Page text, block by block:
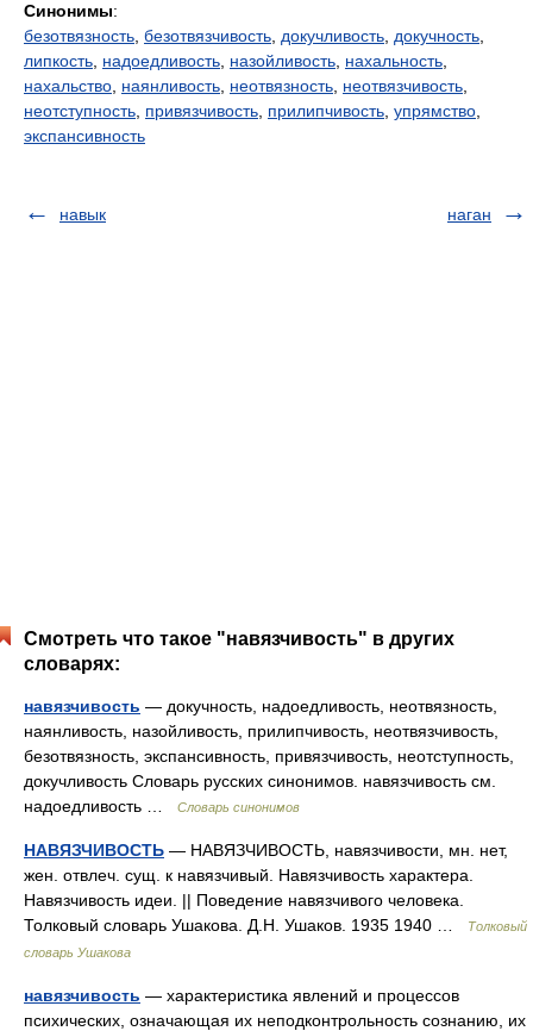
Синонимы:
безотвязность безотвязчивость докучливость докучность
липкость надоедливость назойливость нахальность
нахальство наянливость неотвязность неотвязчивость
неотступность привязчивость прилипчивость упрямство
экспансивность
навык наган
Смотреть что такое "навязчивость" в других
словарях:
навязчивость — докучность, надоедливость, неотвязность,
наянливость, назойливость, прилипчивость, неотвязчивость,
безотвязность, экспансивность, привязчивость, неотступность,
докучливость Словарь русских синонимов. навязчивость см.
надоедливость …
Словарь синонимов
НАВЯЗЧИВОСТЬ — НАВЯЗЧИВОСТЬ, навязчивости, мн. нет,
жен. отвлеч. сущ. к навязчивый. Навязчивость характера.
Навязчивость идеи. || Поведение навязчивого человека.
Толковый словарь Ушакова. Д.Н. Ушаков. 1935 1940 …
Толковый
словарь Ушакова
навязчивость — характеристика явлений и процессов
психических, означающая их неподконтрольность сознанию, их